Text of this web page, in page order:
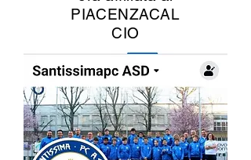
PIACENZACAL
CIO